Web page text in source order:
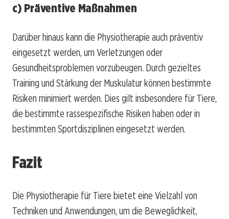
c) Präventive Maßnahmen
Darüber hinaus kann die Physiotherapie auch präventiv
eingesetzt werden, um Verletzungen oder
Gesundheitsproblemen vorzubeugen. Durch gezieltes
Training und Stärkung der Muskulatur können bestimmte
Risiken minimiert werden. Dies gilt insbesondere für Tiere,
die bestimmte rassespezifische Risiken haben oder in
bestimmten Sportdisziplinen eingesetzt werden.
Fazit
Die Physiotherapie für Tiere bietet eine Vielzahl von
Techniken und Anwendungen, um die Beweglichkeit,